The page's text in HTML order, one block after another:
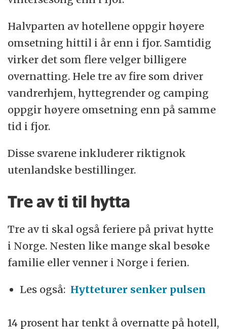
Halvparten av hotellene oppgir høyere
omsetning hittil i år enn i fjor. Samtidig
virker det som flere velger billigere
overnatting. Hele tre av fire som driver
vandrerhjem, hyttegrender og camping
oppgir høyere omsetning enn på samme
tid i fjor.
Disse svarene inkluderer riktignok
utenlandske bestillinger.
Tre av ti til hytta
Tre av ti skal også feriere på privat hytte
i Norge. Nesten like mange skal besøke
familie eller venner i Norge i ferien.
Les også: Hytteturer senker pulsen
14 prosent har tenkt å overnatte på hotell,